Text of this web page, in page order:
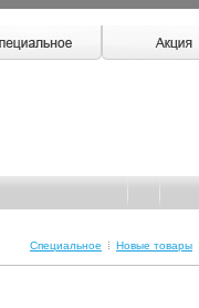
Специальное Новые товары